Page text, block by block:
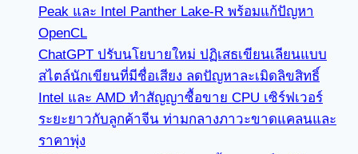
Peak และ Intel Panther Lake-R พร้อมแก้ปัญหา
OpenCL
ChatGPT ปรับนโยบายใหม่ ปฏิเสธเขียนเลียนแบบ
สไตล์นักเขียนที่มีชื่อเสียง ลดปัญหาละเมิดลิขสิทธิ์
Intel และ AMD ทำสัญญาซื้อขาย CPU เซิร์ฟเวอร์
ระยะยาวกับลูกค้าจีน ท่ามกลางภาวะขาดแคลนและ
ราคาพุ่ง